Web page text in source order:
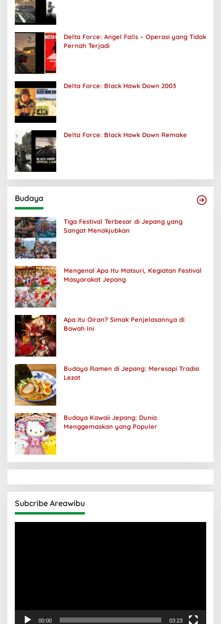
Delta Force: Angel Falls – Operasi yang Tidak
Pernah Terjadi
Delta Force: Black Hawk Down 2003
Delta Force: Black Hawk Down Remake
Budaya
Tiga Festival Terbesar di Jepang yang
Sangat Menakjubkan
Mengenal Apa Itu Matsuri, Kegiatan Festival
Masyarakat Jepang
Apa itu Oiran? Simak Penjelasannya di
Bawah Ini
Budaya Ramen di Jepang: Meresapi Tradisi
Lezat
Budaya Kawaii Jepang: Dunia
Menggemaskan yang Populer
Subcribe Areawibu
00:00 03:23